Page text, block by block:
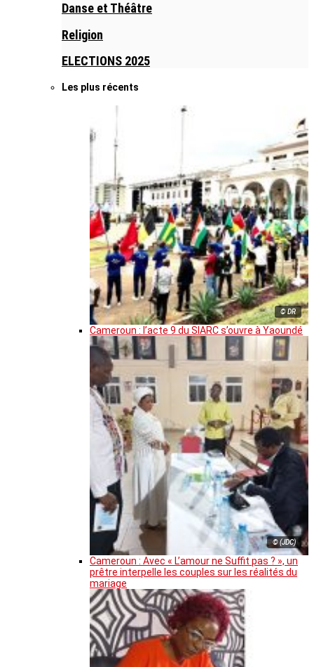
Danse et Théâtre
Religion
ELECTIONS 2025
Les plus récents
© DR
Cameroun : l’acte 9 du SIARC s’ouvre à Yaoundé
© (JDC)
Cameroun : Avec « L’amour ne Suffit pas ? », un
prêtre interpelle les couples sur les réalités du
mariage